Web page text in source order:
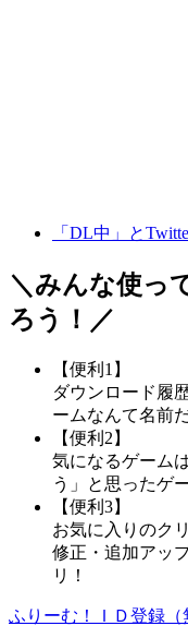
「DL中」と
＼みんな使っ
ろう！／
【便利1】
ダウンロード履
ームなんて名前
【便利2】
気になるゲーム
う」と思ったゲ
【便利3】
お気に入りのク
修正・追加アッ
リ！
ふりーむ！ＩＤ登録（